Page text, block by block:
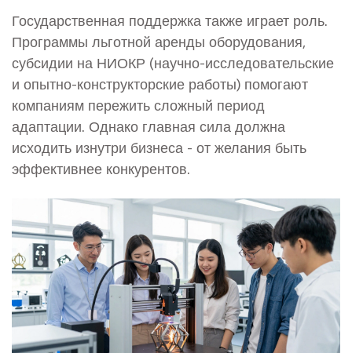
Государственная поддержка также играет роль.
Программы льготной аренды оборудования,
субсидии на НИОКР (научно-исследовательские
и опытно-конструкторские работы) помогают
компаниям пережить сложный период
адаптации. Однако главная сила должна
исходить изнутри бизнеса - от желания быть
эффективнее конкурентов.